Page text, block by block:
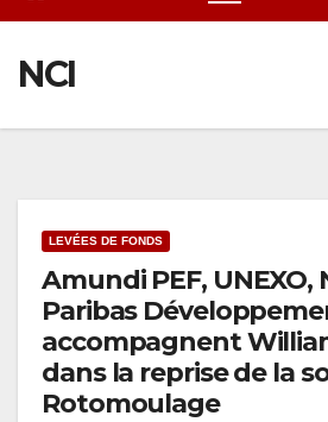
NCI
LEVÉES DE FONDS
Amundi PEF, UNEXO,
Paribas
accompagnent
dans la reprise de la
Rotomoulage